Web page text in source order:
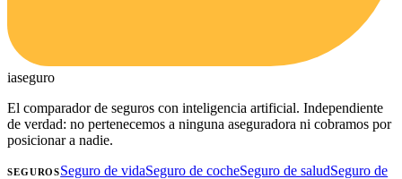
iaseguro
El comparador de seguros con inteligencia artificial. Independiente
de verdad: no pertenecemos a ninguna aseguradora ni cobramos por
posicionar a nadie.
SEGUROSSeguro de vidaSeguro de cocheSeguro de saludSeguro de